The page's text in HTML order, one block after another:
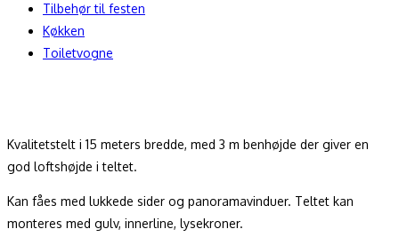
Tilbehør til festen
Køkken
Toiletvogne
Kvalitetstelt i 15 meters bredde, med 3 m benhøjde der giver en
god loftshøjde i teltet.
Kan fåes med lukkede sider og panoramavinduer. Teltet kan
monteres med gulv, innerline, lysekroner.